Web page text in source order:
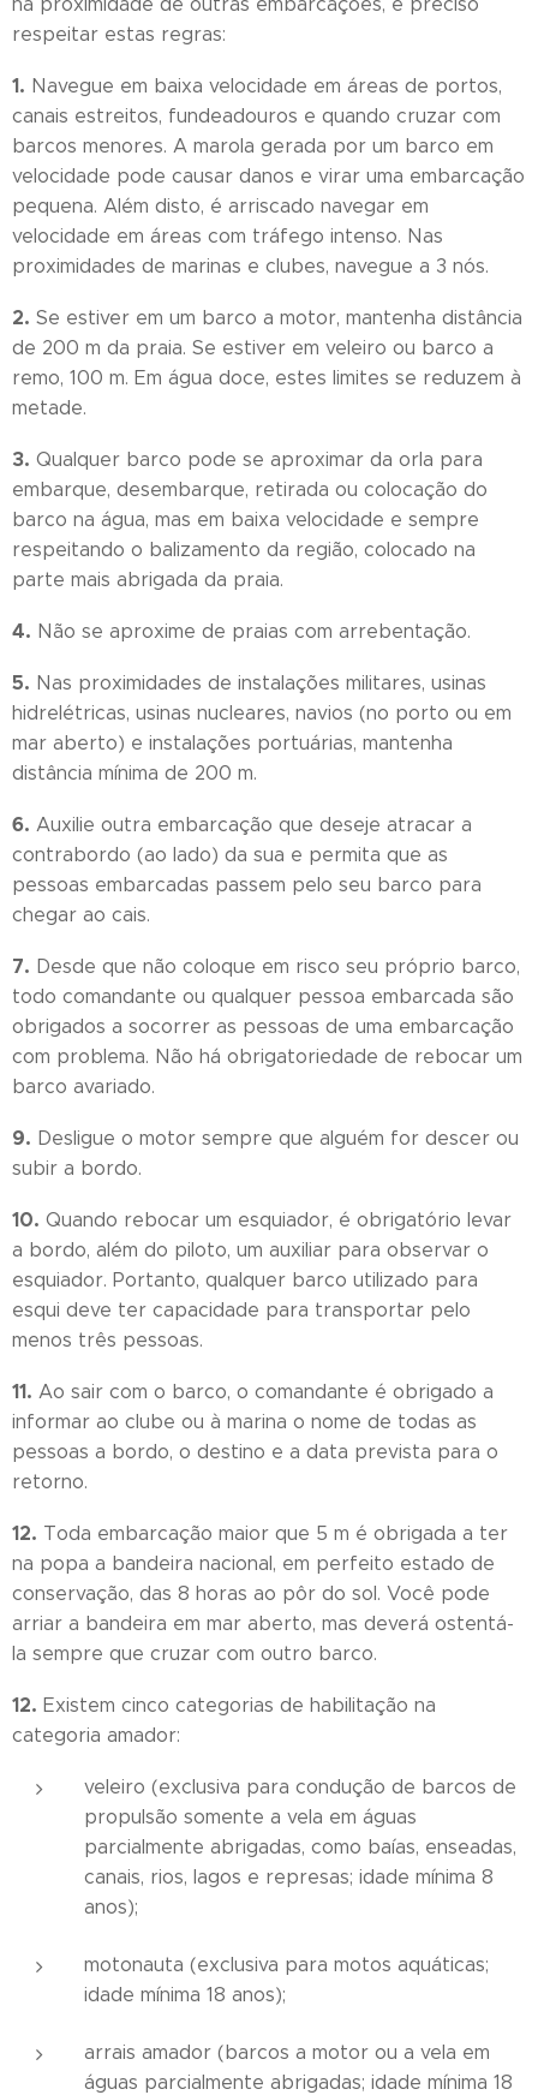
respeitar estas regras:
1. Navegue em baixa velocidade em áreas de portos,
canais estreitos, fundeadouros e quando cruzar com
barcos menores. A marola gerada por um barco em
velocidade pode causar danos e virar uma embarcação
pequena. Além disto, é arriscado navegar em
velocidade em áreas com tráfego intenso. Nas
proximidades de marinas e clubes, navegue a 3 nós.
2. Se estiver em um barco a motor, mantenha distância
de 200 m da praia. Se estiver em veleiro ou barco a
remo, 100 m. Em água doce, estes limites se reduzem à
metade.
3. Qualquer barco pode se aproximar da orla para
embarque, desembarque, retirada ou colocação do
barco na água, mas em baixa velocidade e sempre
respeitando o balizamento da região, colocado na
parte mais abrigada da praia.
4. Não se aproxime de praias com arrebentação.
5. Nas proximidades de instalações militares, usinas
hidrelétricas, usinas nucleares, navios (no porto ou em
mar aberto) e instalações portuárias, mantenha
distância mínima de 200 m.
6. Auxilie outra embarcação que deseje atracar a
contrabordo (ao lado) da sua e permita que as
pessoas embarcadas passem pelo seu barco para
chegar ao cais.
7. Desde que não coloque em risco seu próprio barco,
todo comandante ou qualquer pessoa embarcada são
obrigados a socorrer as pessoas de uma embarcação
com problema. Não há obrigatoriedade de rebocar um
barco avariado.
9. Desligue o motor sempre que alguém for descer ou
subir a bordo.
10. Quando rebocar um esquiador, é obrigatório levar
a bordo, além do piloto, um auxiliar para observar o
esquiador. Portanto, qualquer barco utilizado para
esqui deve ter capacidade para transportar pelo
menos três pessoas.
11. Ao sair com o barco, o comandante é obrigado a
informar ao clube ou à marina o nome de todas as
pessoas a bordo, o destino e a data prevista para o
retorno.
12. Toda embarcação maior que 5 m é obrigada a ter
na popa a bandeira nacional, em perfeito estado de
conservação, das 8 horas ao pôr do sol. Você pode
arriar a bandeira em mar aberto, mas deverá ostentá-
la sempre que cruzar com outro barco.
12. Existem cinco categorias de habilitação na
categoria amador:
veleiro (exclusiva para condução de barcos de
propulsão somente a vela em águas
parcialmente abrigadas, como baías, enseadas,
canais, rios, lagos e represas; idade mínima 8
anos);
motonauta (exclusiva para motos aquáticas;
idade mínima 18 anos);
arrais amador (barcos a motor ou a vela em
águas parcialmente abrigadas; idade mínima 18